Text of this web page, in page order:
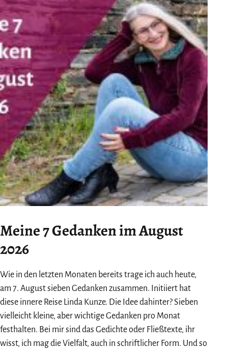
Meine 7 Gedanken im August
2026
Wie in den letzten Monaten bereits trage ich auch heute,
am 7. August sieben Gedanken zusammen. Initiiert hat
diese innere Reise Linda Kunze. Die Idee dahinter? Sieben
vielleicht kleine, aber wichtige Gedanken pro Monat
festhalten. Bei mir sind das Gedichte oder Fließtexte, ihr
wisst, ich mag die Vielfalt, auch in schriftlicher Form. Und so